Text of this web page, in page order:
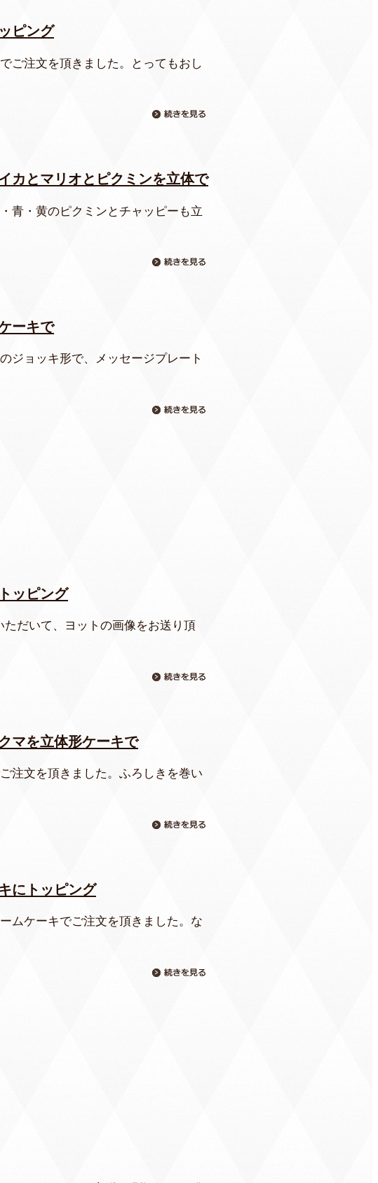
ピング
ご注文を頂きました。とってもおし
カとマリオとピクミンを立体で
青・黄のピクミンとチャッピーも立
ーキで
ジョッキ形で、メッセージプレート
ッピング
だいて、ヨットの画像をお送り頂
マを立体形ケーキで
注文を頂きました。ふろしきを巻い
にトッピング
ムケーキでご注文を頂きました。な